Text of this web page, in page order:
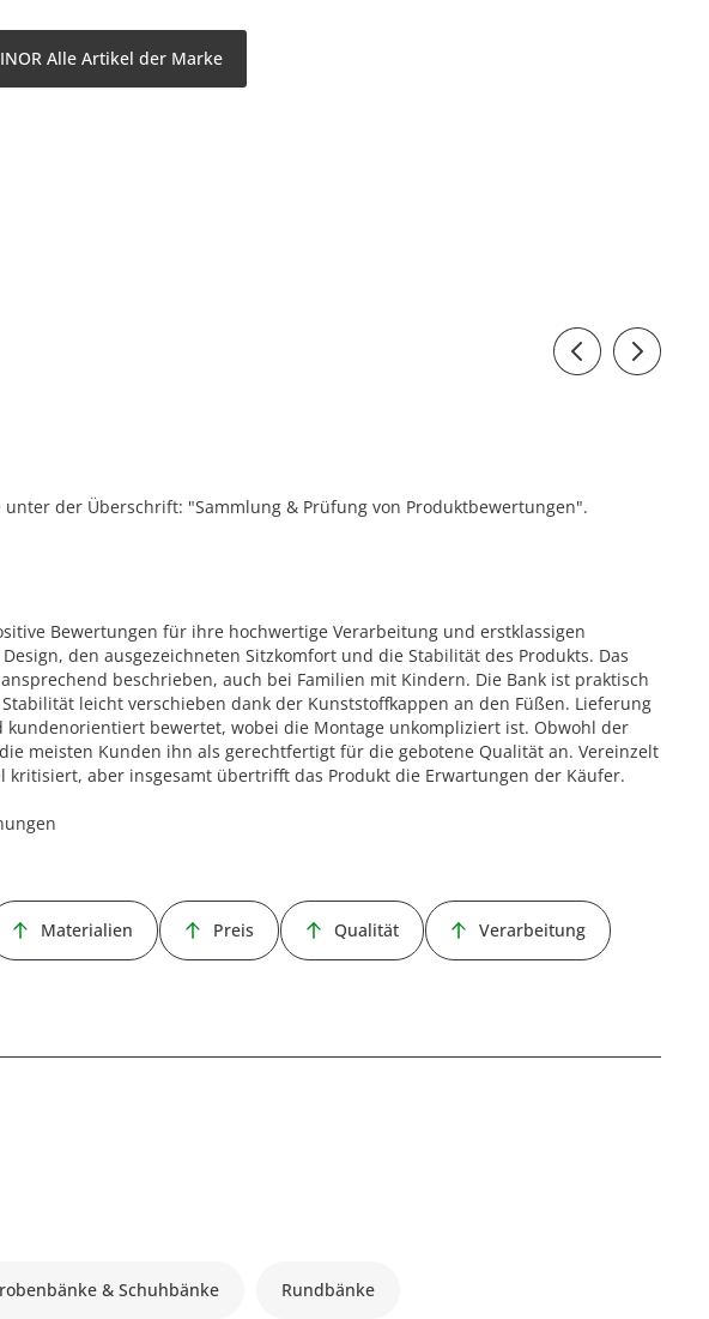
Alle Artikel der Marke
der Überschrift: "Sammlung & Prüfung von Produktbewertungen".
Bewertungen für ihre hochwertige Verarbeitung und erstklassigen
den ausgezeichneten Sitzkomfort und die Stabilität des Produkts. Das
beschrieben, auch bei Familien mit Kindern. Die Bank ist praktisch
leicht verschieben dank der Kunststoffkappen an den Füßen. Lieferung
kundenorientiert bewertet, wobei die Montage unkompliziert ist. Obwohl der
meisten Kunden ihn als gerechtfertigt für die gebotene Qualität an. Vereinzelt
kritisiert, aber insgesamt übertrifft das Produkt die Erwartungen der Käufer.
Materialien Preis Qualität Verarbeitung
& Schuhbänke Rundbänke